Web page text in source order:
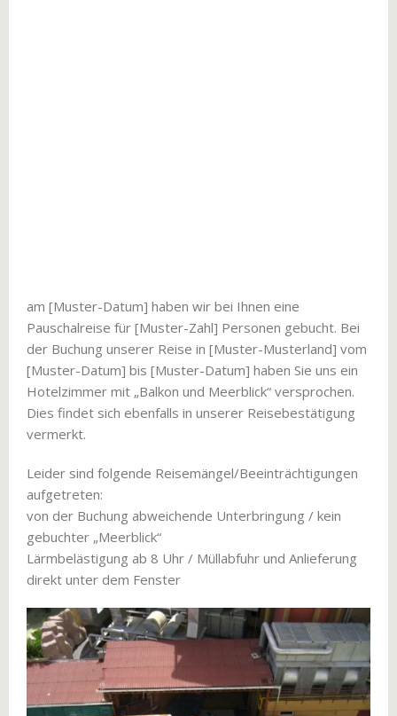
am [Muster-Datum] haben wir bei Ihnen eine
Pauschalreise für [Muster-Zahl] Personen gebucht. Bei
der Buchung unserer Reise in [Muster-Musterland] vom
[Muster-Datum] bis [Muster-Datum] haben Sie uns ein
Hotelzimmer mit „Balkon und Meerblick“ versprochen.
Dies findet sich ebenfalls in unserer Reisebestätigung
vermerkt.
Leider sind folgende Reisemängel/Beeinträchtigungen
aufgetreten:
von der Buchung abweichende Unterbringung / kein
gebuchter „Meerblick“
Lärmbelästigung ab 8 Uhr / Müllabfuhr und Anlieferung
direkt unter dem Fenster